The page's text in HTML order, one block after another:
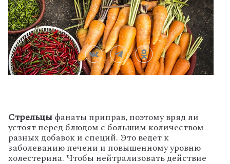
Стрельцыфанаты приправ, поэтому вряд ли
устоят перед блюдом с большим количеством
разных добавок и специй. Это ведет к
заболеванию печени и повышенному уровню
холестерина. Чтобы нейтрализовать действие